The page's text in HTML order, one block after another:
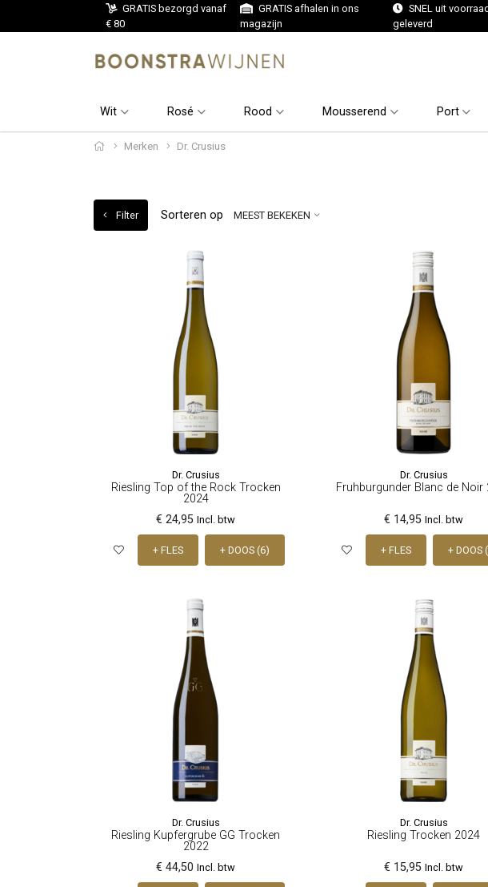
GRATIS bezorgd vanaf
€ 80
GRATIS afhalen in ons
magazijn
SNEL uit voorraad
geleverd
Wit Rosé Rood Mousserend Port
Merken Dr. Crusius
Filter Sorteren op MEEST BEKEKEN
Dr. Crusius
Riesling Top of the Rock Trocken
2024
€ 24,95 Incl. btw
+ FLES + DOOS (6)
Dr. Crusius
Fruhburgunder Blanc de Noir
€ 14,95 Incl. btw
+ FLES + DOOS
Dr. Crusius
Riesling Kupfergrube GG Trocken
2022
€ 44,50 Incl. btw
Dr. Crusius
Riesling Trocken 2024
€ 15,95 Incl. btw